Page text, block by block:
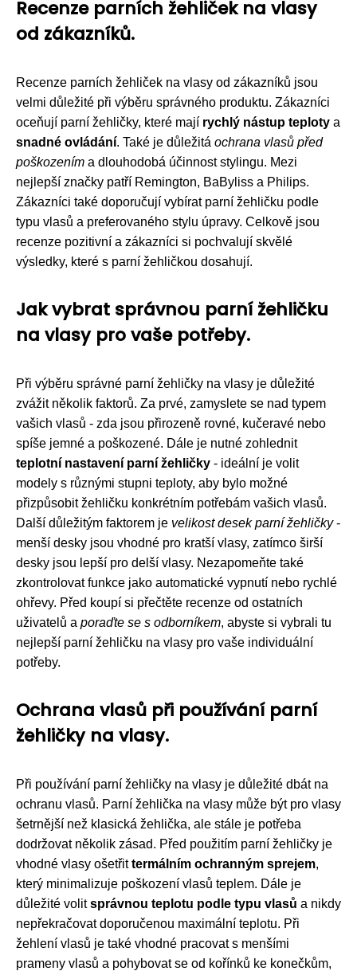
Recenze parních žehliček na vlasy
od zákazníků.
Recenze parních žehliček na vlasy od zákazníků jsou
velmi důležité při výběru správného produktu. Zákazníci
oceňují parní žehličky, které mají rychlý nástup teploty a
snadné ovládání. Také je důležitá ochrana vlasů před
poškozením a dlouhodobá účinnost stylingu. Mezi
nejlepší značky patří Remington, BaByliss a Philips.
Zákazníci také doporučují vybírat parní žehličku podle
typu vlasů a preferovaného stylu úpravy. Celkově jsou
recenze pozitivní a zákazníci si pochvalují skvělé
výsledky, které s parní žehličkou dosahují.
Jak vybrat správnou parní žehličku
na vlasy pro vaše potřeby.
Při výběru správné parní žehličky na vlasy je důležité
zvážit několik faktorů. Za prvé, zamyslete se nad typem
vašich vlasů - zda jsou přirozeně rovné, kučeravé nebo
spíše jemné a poškozené. Dále je nutné zohlednit
teplotní nastavení parní žehličky - ideální je volit
modely s různými stupni teploty, aby bylo možné
přizpůsobit žehličku konkrétním potřebám vašich vlasů.
Další důležitým faktorem je velikost desek parní žehličky-
menší desky jsou vhodné pro kratší vlasy, zatímco širší
desky jsou lepší pro delší vlasy. Nezapomeňte také
zkontrolovat funkce jako automatické vypnutí nebo rychlé
ohřevy. Před koupí si přečtěte recenze od ostatních
uživatelů a poraďte se s odborníkem, abyste si vybrali tu
nejlepší parní žehličku na vlasy pro vaše individuální
potřeby.
Ochrana vlasů při používání parní
žehličky na vlasy.
Při používání parní žehličky na vlasy je důležité dbát na
ochranu vlasů. Parní žehlička na vlasy může být pro vlasy
šetrnější než klasická žehlička, ale stále je potřeba
dodržovat několik zásad. Před použitím parní žehličky je
vhodné vlasy ošetřittermálním ochranným sprejem,
který minimalizuje poškození vlasů teplem. Dále je
důležité volitsprávnou teplotu podle typu vlasů a nikdy
nepřekračovat doporučenou maximální teplotu. Při
žehlení vlasů je také vhodné pracovat s menšími
prameny vlasů a pohybovat se od kořínků ke konečkům,